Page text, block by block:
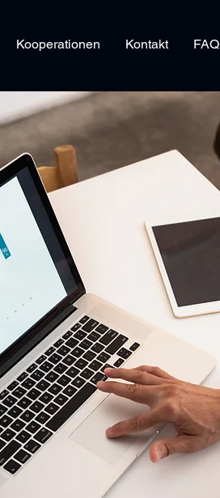
Kooperationen Kontakt FAQ